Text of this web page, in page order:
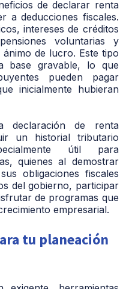
de declarar renta
a deducciones fiscales.
intereses de créditos
voluntarias y
de lucro. Este tipo
base gravable, lo que
pueden pagar
inicialmente hubieran
declaración de renta
un historial tributario
útil para
quienes al demostrar
obligaciones fiscales
del gobierno, participar
de programas que
empresarial.
tu planeación